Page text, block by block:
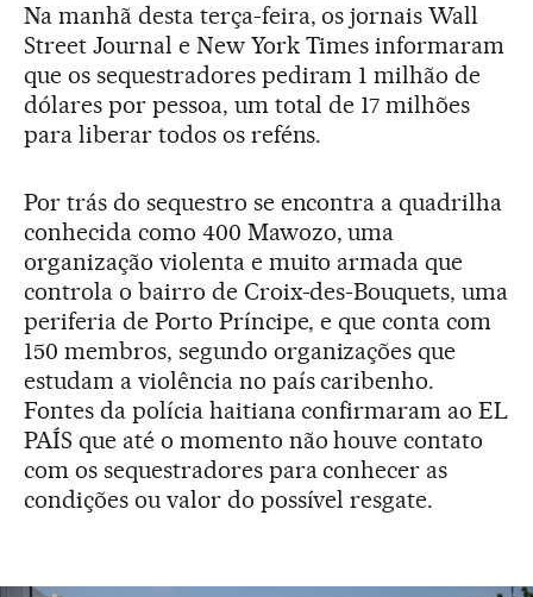
Na manhã desta terça-feira, os jornais Wall
Street Journal e New York Times informaram
que os sequestradores pediram 1 milhão de
dólares por pessoa, um total de 17 milhões
para liberar todos os reféns.
Por trás do sequestro se encontra a quadrilha
conhecida como 400 Mawozo, uma
organização violenta e muito armada que
controla o bairro de Croix-des-Bouquets, uma
periferia de Porto Príncipe, e que conta com
150 membros, segundo organizações que
estudam a violência no país caribenho.
Fontes da polícia haitiana confirmaram ao EL
PAÍS que até o momento não houve contato
com os sequestradores para conhecer as
condições ou valor do possível resgate.